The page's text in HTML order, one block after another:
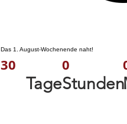
Das 1. August-Wochenende naht!
30
Tage
0
Stunden